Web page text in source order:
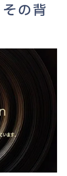
管理
ケース
イント
戦略
構築
ク
タディで
の背